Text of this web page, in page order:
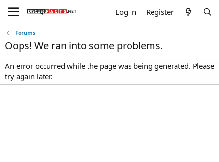
Log in Register
Forums
Oops! We ran into some problems.
An error occurred while the page was being generated. Please
try again later.